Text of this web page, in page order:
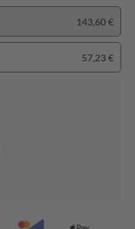
143,60 €
57,23 €